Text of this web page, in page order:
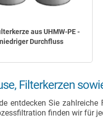
aus UHMW-PE -
niedriger Durchfluss
Filterkerzen
entdecken Sie
finden wir für